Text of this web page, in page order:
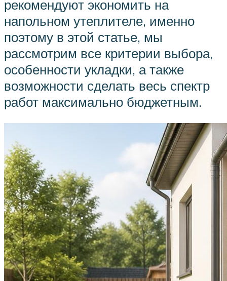
рекомендуют экономить на
напольном утеплителе, именно
поэтому в этой статье, мы
рассмотрим все критерии выбора,
особенности укладки, а также
возможности сделать весь спектр
работ максимально бюджетным.